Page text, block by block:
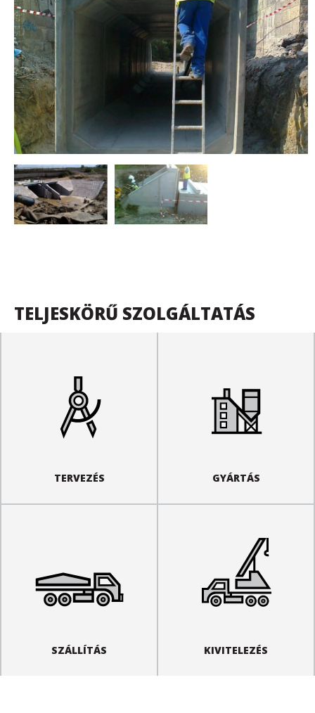
TELJESKÖRŰ SZOLGÁLTATÁS
TERVEZÉS GYÁRTÁS
SZÁLLÍTÁS KIVITELEZÉS